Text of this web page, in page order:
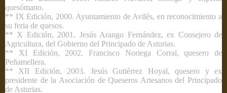
quesómano.
** IX Edición, 2000. Ayuntamiento de Avilés, en reconocimiento a
su feria de quesos.
** X Edición, 2001. Jesús Arango Fernández, ex Consejero de
Agricultura, del Gobierno del Principado de Asturias.
** XI Edición, 2002. Francisco Noriega Corral, quesero de
Peñamellera.
** XII Edición, 2003. Jesús Gutiérrez Hoyal, quesero y ex
presidente de la Asociación de Queseros Artesanos del Principado
de Asturias.